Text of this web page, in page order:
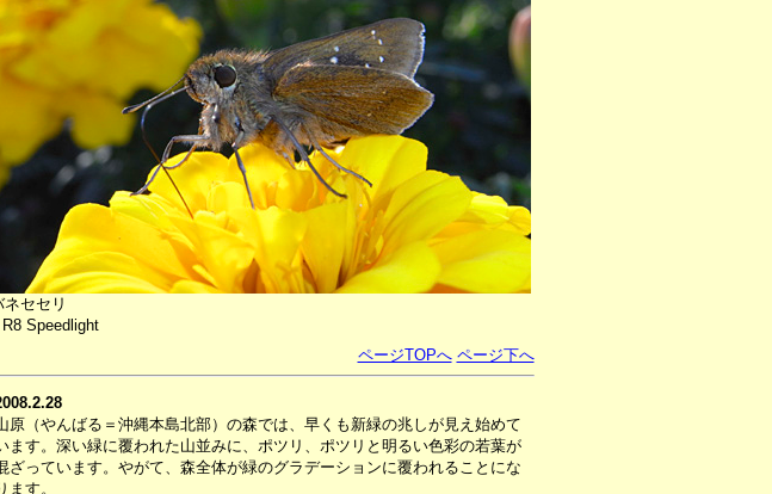
セセリ
R8 Speedlight
ページTOPへ ページ下へ
原（やんばる＝沖縄本島北部）の森では、早くも新緑の兆しが見え始めて
ます。深い緑に覆われた山並みに、ポツリ、ポツリと明るい色彩の若葉が
ざっています。やがて、森全体が緑のグラデーションに覆われることにな
ます。